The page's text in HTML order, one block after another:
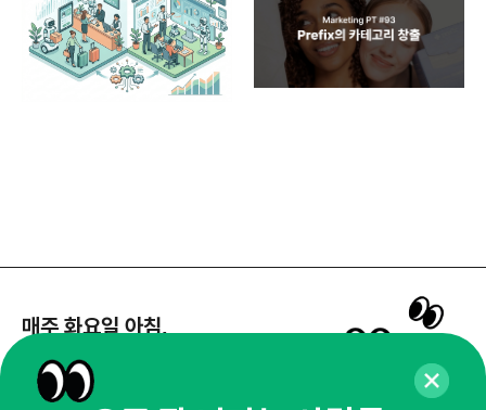
매주 화요일 아침,
마케팅 감각을 깨워 드릴게요!
65,043명의 마케터를 성장시키는 뉴스레터